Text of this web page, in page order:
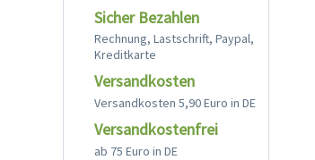
Sicher Bezahlen
Rechnung, Lastschrift, Paypal,
Kreditkarte
Versandkosten
Versandkosten 5,90 Euro in DE
Versandkostenfrei
ab 75 Euro in DE